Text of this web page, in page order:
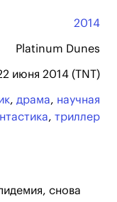
2014
Platinum Dunes
июня 2014 (TNT)
, драма, научная
, триллер
снова